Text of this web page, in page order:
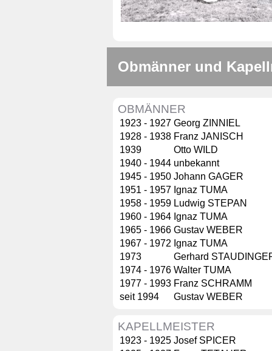
Obmänner und
OBMÄNNER
1923 - 1927 Georg ZINNIEL
1928 - 1938 Franz JANISCH
1939
Otto WILD
1940 - 1944 unbekannt
1945 - 1950 Johann GAGER
1951 - 1957 Ignaz TUMA
1958 - 1959 Ludwig STEPAN
1960 - 1964 Ignaz TUMA
1965 - 1966 Gustav WEBER
1967 - 1972 Ignaz TUMA
1973
Gerhard
1974 - 1976 Walter TUMA
1977 - 1993 Franz SCHRAMM
seit 1994
Gustav WEBER
KAPELLMEISTER
1923 - 1925 Josef SPICER